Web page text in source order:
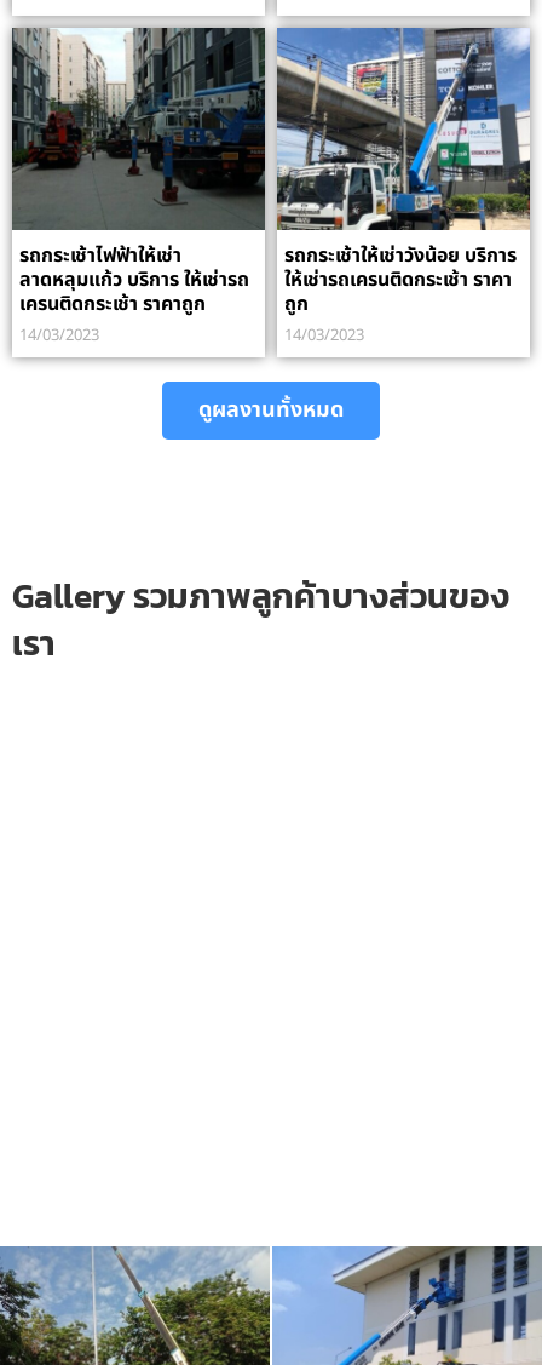
รถกระเช้าไฟฟ้าให้เช่า
ลาดหลุมแก้ว บริการ ให้เช่ารถ
เครนติดกระเช้า ราคาถูก
14/03/2023
รถกระเช้าให้เช่าวังน้อย บริการ
ให้เช่ารถเครนติดกระเช้า ราคา
ถูก
14/03/2023
ดูผลงานทั้งหมด
Gallery รวมภาพลูกค้าบางส่วนของ
เรา